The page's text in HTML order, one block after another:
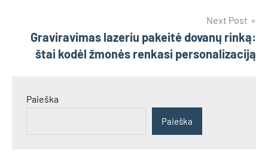
Next Post
Graviravimas lazeriu pakeitė dovanų rinką:
štai kodėl žmonės renkasi personalizaciją
Paieška
Paieška